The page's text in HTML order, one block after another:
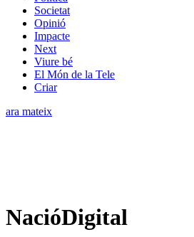
Societat
Opinió
Impacte
Next
Viure bé
El Món de la Tele
Criar
ara mateix
NacióDigital